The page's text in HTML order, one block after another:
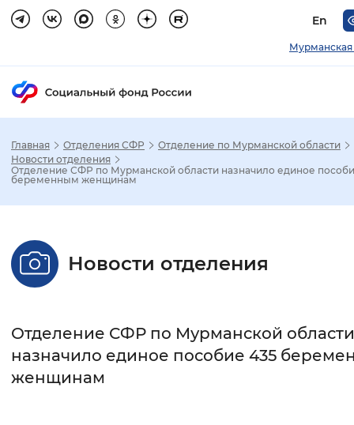
En
Мурманская
Стандартный Увеличенный
Без засечек С засечками
Главная Отделения СФР
Отделение по Мурманской области
Новости отделения
Отделение СФР по Мурманской области назначило единое
беременным женщинам
Новости отделения
Отделение СФР по Мурманской области
назначило единое пособие 435
женщинам